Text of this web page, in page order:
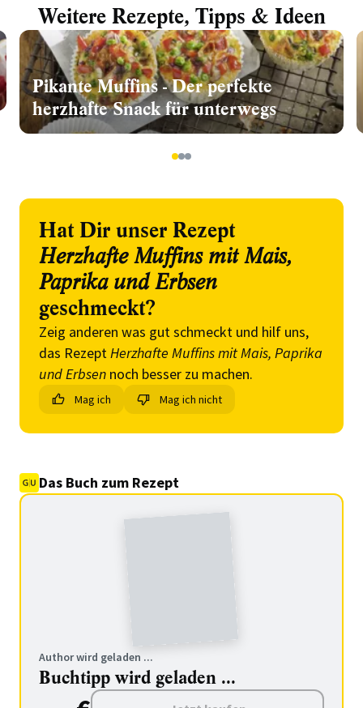
Weitere Rezepte, Tipps & Ideen
Pikante Muffins - Der perfekte
herzhafte Snack für unterwegs
123
Hat Dir unser Rezept
Herzhafte Muffins mit Mais,
Paprika und Erbsen
geschmeckt?
Zeig anderen was gut schmeckt und hilf uns,
das RezeptHerzhafte Muffins mit Mais, Paprika
und Erbsen noch besser zu machen.
Mag ich Mag ich nicht
Das Buch zum Rezept
Author wird geladen ...
Buchtipp wird geladen ...